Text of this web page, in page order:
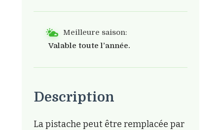
Meilleure saison:
Valable toute l’année.
Description
La pistache peut être remplacée par